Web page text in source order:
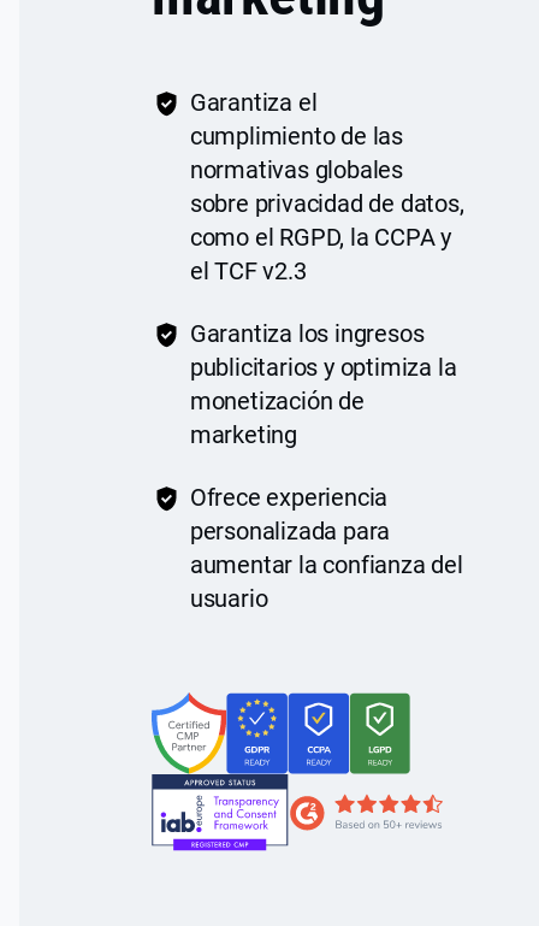
Garantiza el
cumplimiento de las
normativas globales
sobre privacidad de datos,
como el RGPD, la CCPA y
el TCF v2.3
Garantiza los ingresos
publicitarios y optimiza la
monetización de
marketing
Ofrece experiencia
personalizada para
aumentar la confianza del
usuario